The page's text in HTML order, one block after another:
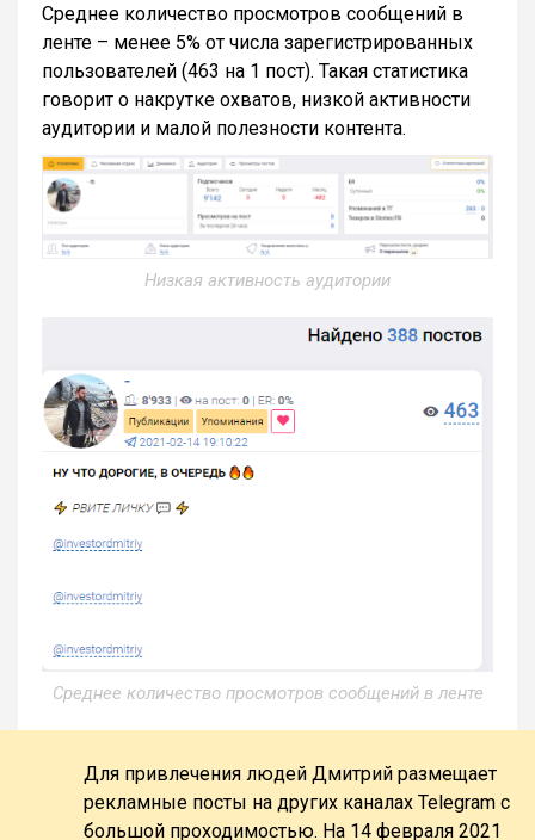
Среднее количество просмотров сообщений в
ленте – менее 5% от числа зарегистрированных
пользователей (463 на 1 пост). Такая статистика
говорит о накрутке охватов, низкой активности
аудитории и малой полезности контента.
Низкая активность аудитории
Среднее количество просмотров сообщений в ленте
Для привлечения людей Дмитрий размещает
рекламные посты на других каналах Telegram с
большой проходимостью. На 14 февраля 2021